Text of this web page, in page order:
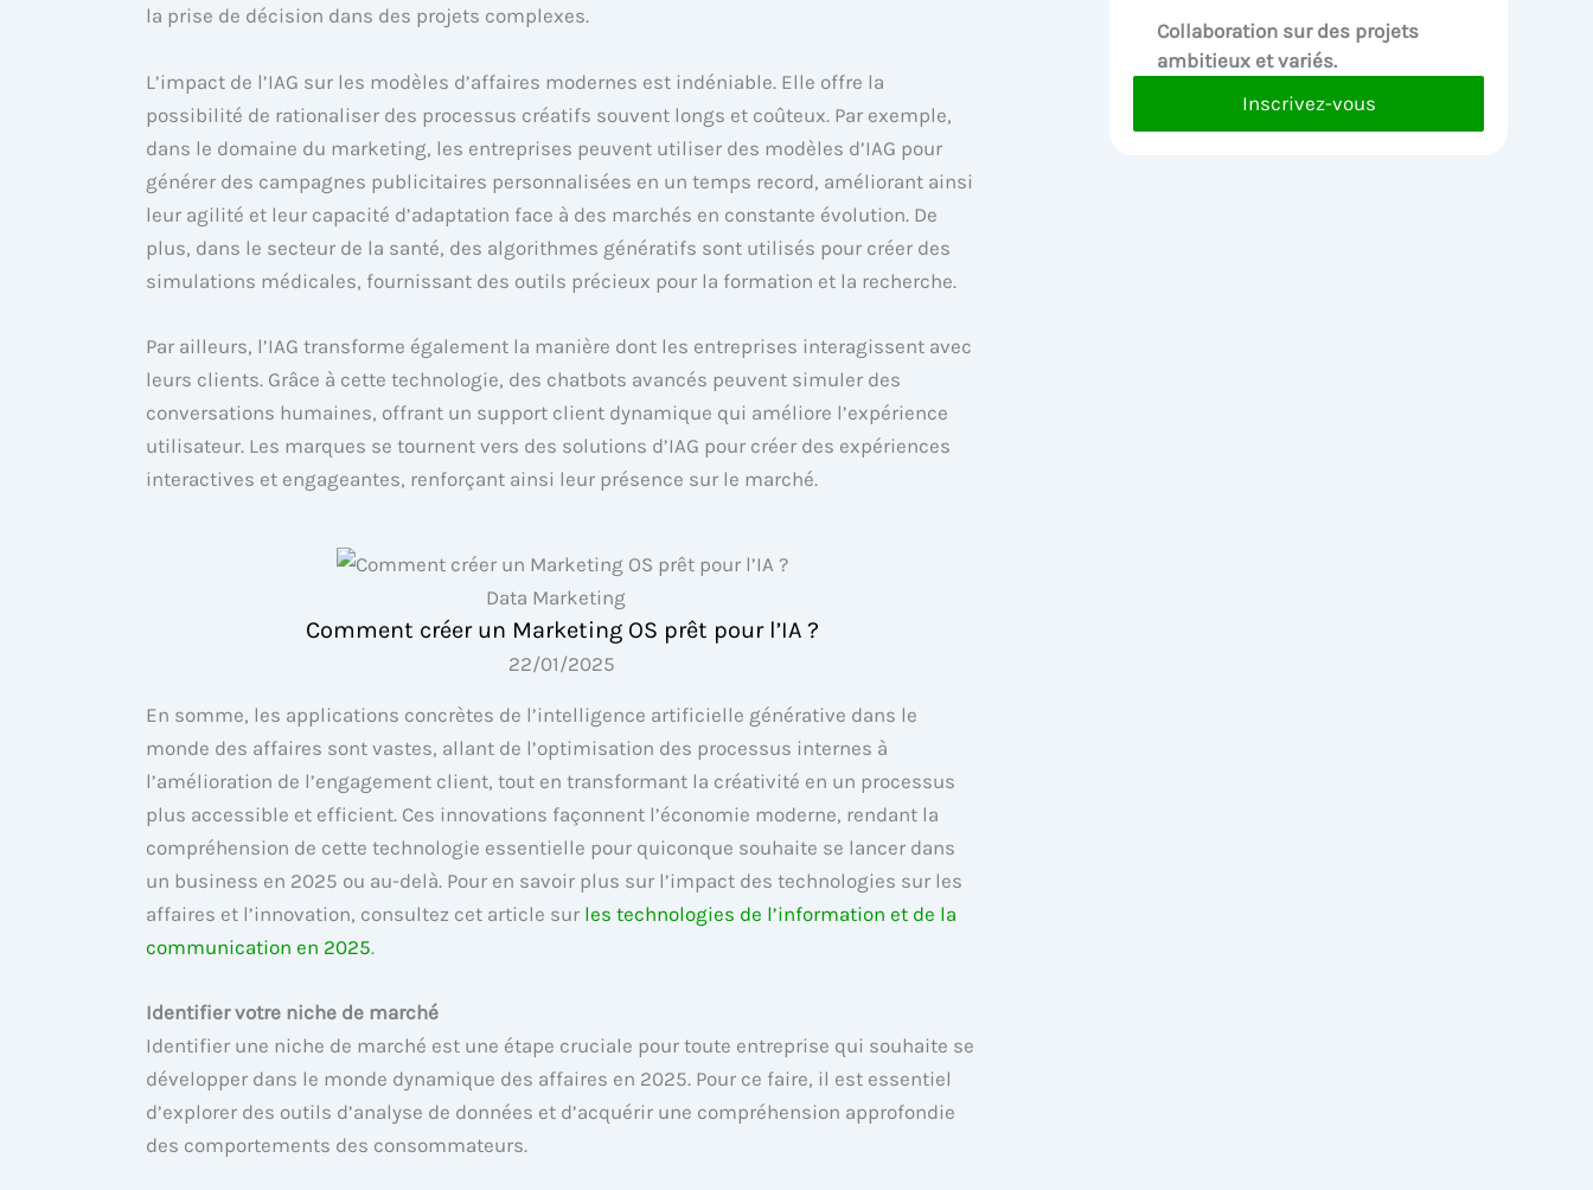
la prise de décision dans des projets complexes.
L’impact de l’IAG sur les modèles d’affaires modernes est indéniable. Elle offre la
possibilité de rationaliser des processus créatifs souvent longs et coûteux. Par exemple,
dans le domaine du marketing, les entreprises peuvent utiliser des modèles d’IAG pour
générer des campagnes publicitaires personnalisées en un temps record, améliorant ainsi
leur agilité et leur capacité d’adaptation face à des marchés en constante évolution. De
plus, dans le secteur de la santé, des algorithmes génératifs sont utilisés pour créer des
simulations médicales, fournissant des outils précieux pour la formation et la recherche.
Par ailleurs, l’IAG transforme également la manière dont les entreprises interagissent avec
leurs clients. Grâce à cette technologie, des chatbots avancés peuvent simuler des
conversations humaines, offrant un support client dynamique qui améliore l’expérience
utilisateur. Les marques se tournent vers des solutions d’IAG pour créer des expériences
interactives et engageantes, renforçant ainsi leur présence sur le marché.
Data Marketing
Comment créer un Marketing OS prêt pour l’IA ?
22/01/2025
En somme, les applications concrètes de l’intelligence artificielle générative dans le
monde des affaires sont vastes, allant de l’optimisation des processus internes à
l’amélioration de l’engagement client, tout en transformant la créativité en un processus
plus accessible et efficient. Ces innovations façonnent l’économie moderne, rendant la
compréhension de cette technologie essentielle pour quiconque souhaite se lancer dans
un business en 2025 ou au-delà. Pour en savoir plus sur l’impact des technologies sur les
affaires et l’innovation, consultez cet article sur les technologies de l’information et de la
communication en 2025.
Identifier votre niche de marché
Identifier une niche de marché est une étape cruciale pour toute entreprise qui souhaite se
développer dans le monde dynamique des affaires en 2025. Pour ce faire, il est essentiel
d’explorer des outils d’analyse de données et d’acquérir une compréhension approfondie
des comportements des consommateurs.
Collaboration sur des projets
ambitieux et variés.
Inscrivez-vous